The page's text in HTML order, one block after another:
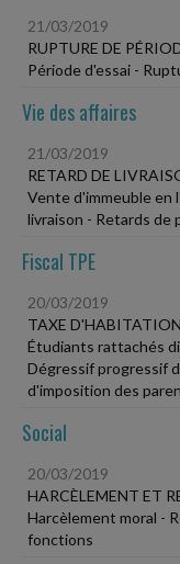
21/03/2019
RUPTURE DE
Période d'essai -
Vie des affaires
21/03/2019
RETARD DE
Vente d'immeuble
livraison - Retards de
Fiscal TPE
20/03/2019
TAXE D'HABITATION
Étudiants rattachés
Dégressif progressif
d'imposition des
Social
20/03/2019
HARCÈLEMENT ET
Harcèlement moral -
fonctions